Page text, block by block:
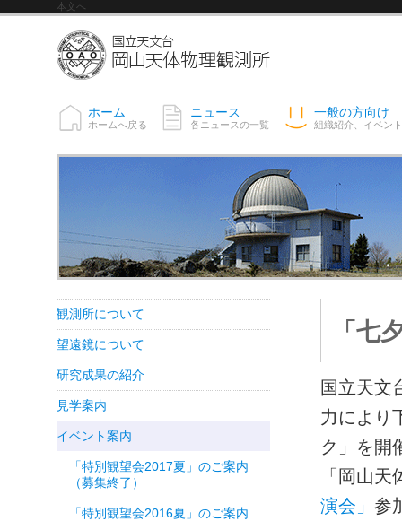
本文へ
ホーム
ホームへ戻る
ニュース
各ニュースの一覧
一般の方向け
組織紹介、イベン
「七
国立天文
力により
ク」を開
「岡山
演会」 参
観測所について
望遠鏡について
研究成果の紹介
見学案内
イベント案内
「特別観望会2017夏」のご案内
（募集終了）
「特別観望会2016夏」のご案内